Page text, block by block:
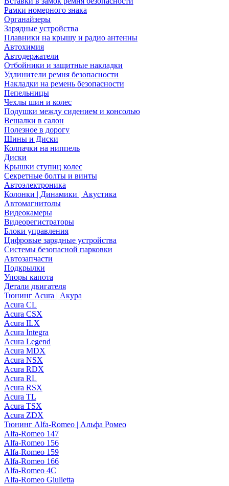
Рамки номерного знака
Органайзеры
Зарядные устройства
Плавники на крышу и радио антенны
Автохимия
Автодержатели
Отбойники и защитные накладки
Удлинители ремня безопасности
Накладки на ремень безопасности
Пепельницы
Чехлы шин и колес
Подушки между сидением и консолью
Вешалки в салон
Полезное в дорогу
Шины и Диски
Колпачки на ниппель
Диски
Крышки ступиц колес
Секретные болты и винты
Автоэлектроника
Колонки | Динамики | Акустика
Автомагнитолы
Видеокамеры
Видеорегистраторы
Блоки управления
Цифровые зарядные устройства
Системы безопасной парковки
Автозапчасти
Подкрылки
Упоры капота
Детали двигателя
Тюнинг Acura | Акура
Acura CL
Acura CSX
Acura ILX
Acura Integra
Acura Legend
Acura MDX
Acura NSX
Acura RDX
Acura RL
Acura RSX
Acura TL
Acura TSX
Acura ZDX
Тюнинг Alfa-Romeo | Альфа Ромео
Alfa-Romeo 147
Alfa-Romeo 156
Alfa-Romeo 159
Alfa-Romeo 166
Alfa-Romeo 4C
Alfa-Romeo Giulietta